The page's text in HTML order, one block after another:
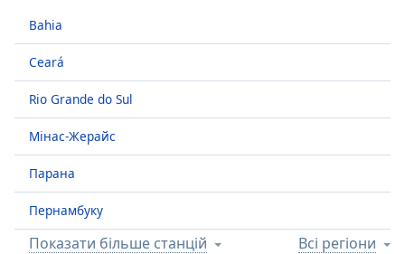
Duration-:-
Loaded:
0.00%
Stream
LIVE
currently
behind
Remaining
Time-
Bahia
Ceará
Rio Grande do Sul
Мінас-Жерайс
Парана
Пернамбуку
Показати більше станцій Всі регіони